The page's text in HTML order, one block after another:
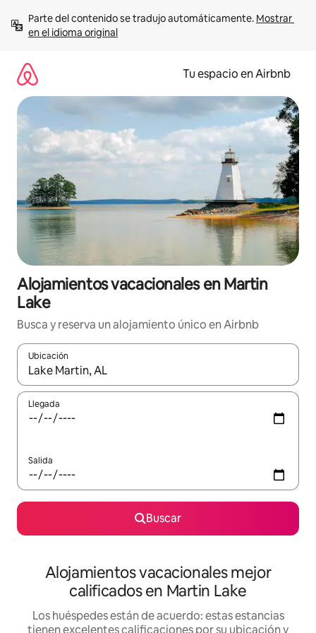
contenido
Parte del contenido se tradujo automáticamente. Mostrar
en el idioma original
Tu espacio en Airbnb
Alojamientos vacacionales en Martin
Lake
Busca y reserva un alojamiento único en Airbnb
Ubicación
Cuando los resultados estén disponibles, podrás navegar
Llegada
Salida
Buscar
Alojamientos vacacionales mejor
calificados en Martin Lake
Los huéspedes están de acuerdo: estas estancias
tienen excelentes calificaciones por su ubicación y